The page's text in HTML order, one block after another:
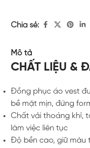
Chia sẻ:
Mô tả
CHẤT LIỆU &
Đồng phục áo vest
bề mặt mịn, đứng
Chất vải thoáng khí,
làm việc liên tục
Độ bền cao, giữ màu